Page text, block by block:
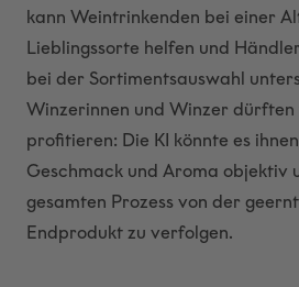
kann Weintrinkenden bei einer
Lieblingssorte helfen und
bei der Sortimentsauswahl
Winzerinnen und Winzer dürften
profitieren: Die KI könnte es
Geschmack und Aroma objektiv
gesamten Prozess von der
Endprodukt zu verfolgen.